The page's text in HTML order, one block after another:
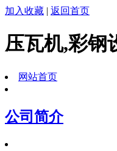
加入收藏 | 返回首页
压瓦机,彩钢
网站首页
公司简介